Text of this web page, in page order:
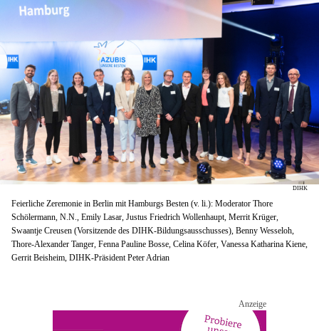
DIHK
Feierliche Zeremonie in Berlin mit Hamburgs Besten (v. li.): Moderator Thore
Schölermann, N.N., Emily Lasar, Justus Friedrich Wollenhaupt, Merrit Krüger,
Swaantje Creusen (Vorsitzende des DIHK-Bildungsausschusses), Benny Wesseloh,
Thore-Alexander Tanger, Fenna Pauline Bosse, Celina Köfer, Vanessa Katharina Kiene,
Gerrit Beisheim, DIHK-Präsident Peter Adrian